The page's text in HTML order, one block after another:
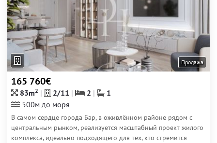
Продажа
165 760€
83m2 2/11 2
1
500м до моря
В самом сердце города Бар, в оживлённом районе рядом с
центральным рынком, реализуется масштабный проект жилого
комплекса, идеально подходящего для тех, кто стремится